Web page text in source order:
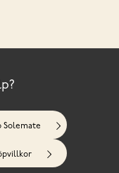
Solemate